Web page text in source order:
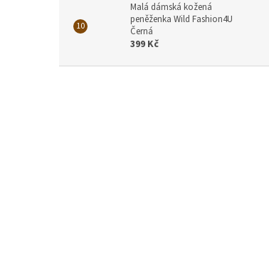
Malá dámská kožená
peněženka Wild Fashion4U
Černá
399 Kč